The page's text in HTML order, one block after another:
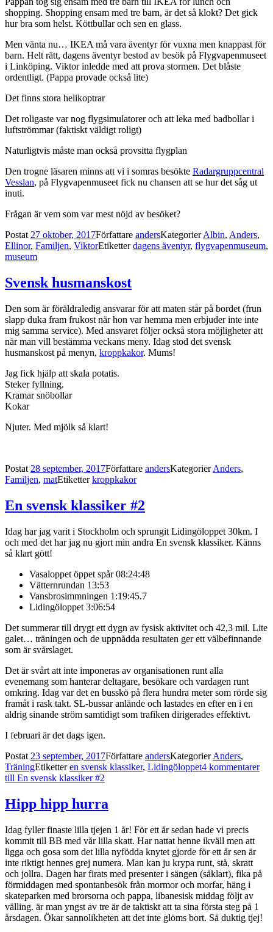
shopping. Shopping ensam med tre barn, är det så klokt? Det gick
hur bra som helst. Köttbullar och sen en glass.
Men vänta nu… IKEA må vara äventyr för vuxna men knappast för
barn. Helt rätt, dagens äventyr bestod av besök på Flygvapenmuseet
i Linköping. Viktor inledde med att prova stormen. Det blåste
ordentligt. (Pappa provade också lite)
Det finns stora helikoptrar
Det roligaste var nog flygsimulatorer och att leka med badbollar i
luftströmmar (faktiskt väldigt roligt)
Naturligtvis måste man också provsitta flygplan
Den trogne läsaren minns att vi i somras besökte Radargruppcentral
Vesslan, på Flygvapenmuseet fick nu chansen att se hur det såg ut
inuti.
Frågan är vem som var mest nöjd av besöket?
Postat27 oktober, 2017Författare andersKategorierAlbin, Anders,
Ellinor, Familjen, ViktorEtiketterdagens äventyr, flygvapenmuseum,
museum
Svensk husmanskost
Den som är föräldraledig ansvarar för att maten står på bordet (frun
slapp duka fram frukost när hon var hemma men erbjuder inte inte
mig samma service). Med ansvaret följer också stora möjligheter att
när man vill bestämma veckans meny. Idag stod det svensk
husmanskost på menyn, kroppkakor. Mums!
Jag fick hjälp att skala potatis.
Steker fyllning.
Kramar snöbollar
Kokar
Njuter. Med mjölk så klart!
Postat 28 september, 2017Författare andersKategorierAnders,
Familjen, matEtiketterkroppkakor
En svensk klassiker #2
Idag har jag varit i Stockholm och sprungit Lidingöloppet 30km. I
och med det har jag nu gjort min andra En svensk klassiker. Känns
så klart gött!
Vasaloppet öppet spår 08:24:48
Vätternrundan 13:53
Vansbrosimmningen 1:19:45.7
Lidingöloppet 3:06:54
Det summerar till drygt ett dygn av fysisk aktivitet och 42,3 mil. Lite
galet… träningen och de uppnådda resultaten ger ett välbefinnande
som är svårslaget.
Det är svårt att inte imponeras av organisationen runt alla
evenemang som hanterar deltagare, besökare och vardagen runt
omkring. Idag var det en busskö på flera hundra meter som rörde sig
framåt i rask takt. SL-bussar anlände och lastades en efter en i en
aldrig sinande ström samtidigt som trafiken dirigerades effektivt.
I februari är det dags igen.
Postat 23 september, 2017Författare andersKategorierAnders,
TräningEtiketteren svensk klassiker, Lidingöloppet4 kommentarer
till En svensk klassiker #2
Hipp hipp hurra
Idag fyller finaste lilla tjejen 1 år! För ett år sedan hade vi precis
kommit till BB med vår lilla skatt. Har nattat henne ikväll men att
ligga och gosa som det lilla nyfödda knytet gjorde för ett år sen är
inte riktigt hennes grej numera. Man kan ju krypa runt, stå, skratt
och jollra. Dagen har firats med presenter i sängen (såklart), fika på
förmiddagen med spontanbesök från mormor och morfar, häng i
skateparken med brorsorna och pappa, libanesisk middag följt av
välling. är man yngst av tre är de taktiskt att ta sina första steg på 1
årsdagen. Ökar sannolikheten att det inte glöms bort. Så duktig tjej!